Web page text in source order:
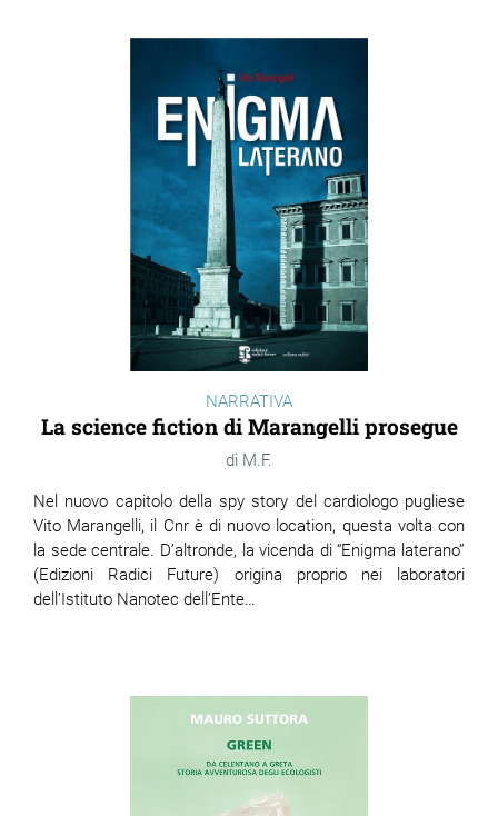
NARRATIVA
La science fiction di Marangelli prosegue
M.F.
Nel nuovo capitolo della spy story del cardiologo pugliese
Vito Marangelli, il Cnr è di nuovo location, questa volta con
la sede centrale. D’altronde, la vicenda di “Enigma laterano”
(Edizioni Radici Future) origina proprio nei laboratori
dell’Istituto Nanotec dell’Ente…